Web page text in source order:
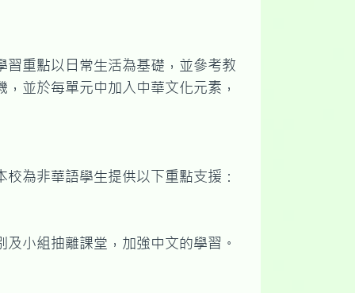
重點以日常生活為基礎，並參考教
並於每單元中加入中華文化元素，
為非華語學生提供以下重點支援：
小組抽離課堂，加強中文的學習。